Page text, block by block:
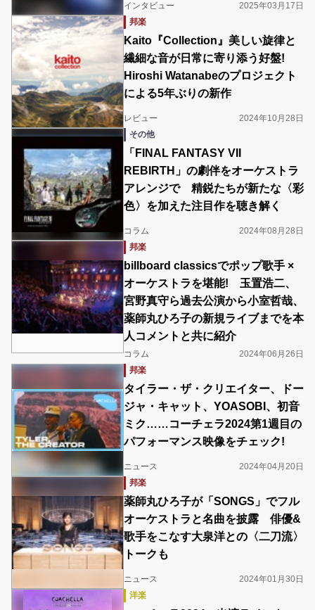
インタビュー
2025年03月17日
邦楽
Kaito『Collection』美しい旋律と
繊細な音が日常に寄り添う好盤!
Hiroshi Watanabeのプロジェクト
による5年ぶりの新作
レビュー
2024年10月28日
その他
「FINAL FANTASY VII
REBIRTH」の劇伴をオーケストラ
アレンジで 精鋭たちが新たな〈彩
色〉を加えた注目作を聴き解く
コラム
2024年08月28日
邦楽
billboard classicsでポップ歌手 ×
オーケストラを堪能! 玉置浩二、
宮野真守ら過去公演から小室哲哉、
薬師丸ひろ子の新規ライブまでを本
人コメントと共に紹介
コラム
2024年06月26日
邦楽
タイラー・ザ・クリエイター、ドー
ジャ・キャット、YOASOBI、初音
ミク……コーチェラ2024第1週目の
パフォーマンス映像をチェック!
ニュース
2024年04月20日
邦楽
薬師丸ひろ子が「SONGS」でフル
オーケストラと名曲を披露 俳優&
歌手をこなす大泉洋との〈二刀流〉
トークも
ニュース
2024年01月30日
洋楽